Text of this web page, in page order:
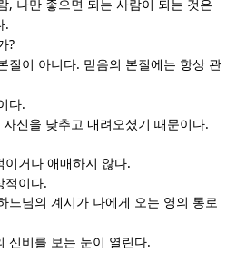
, 나만 좋으면 되는 사람이 되는 것은
.
?
질이 아니다. 믿음의 본질에는 항상 관
다.
자신을 낮추고 내려오셨기 때문이다.
이거나 애매하지 않다.
적이다.
느님의 계시가 나에게 오는 영의 통로
신비를 보는 눈이 열린다.